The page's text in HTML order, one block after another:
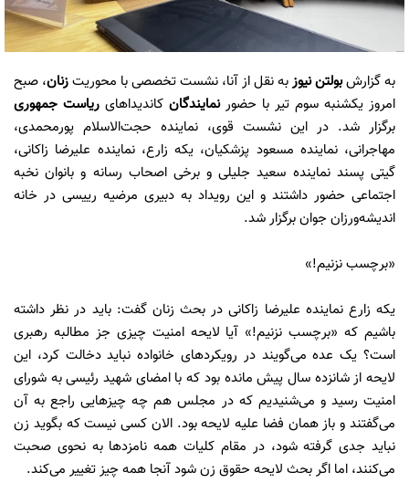
به گزارشبولتن نیوزبه نقل از آنا، نشست تخصصی با محوریتزنان، صبح
امروز یکشنبه سوم تیر با حضورنمایندگان کاندیدا‌های ریاست جمهوری
برگزار شد. در این نشست قوی، نماینده حجت‌الاسلام پورمحمدی،
مهاجرانی، نماینده مسعود پزشکیان، یکه زارع، نماینده علیرضا زاکانی،
گیتی پسند نماینده سعید جلیلی و برخی اصحاب رسانه و بانوان نخبه
اجتماعی حضور داشتند و این رویداد به دبیری مرضیه رییسی در خانه
اندیشه‌ورزان جوان برگزار شد.
«برچسب نزنیم!»
یکه زارع نماینده علیرضا زاکانی در بحث زنان گفت: باید در نظر داشته
باشیم که «برچسب نزنیم!» آیا لایحه امنیت چیزی جز مطالبه رهبری
است؟ یک عده می‌گویند در رویکر‌دهای خانواده نباید دخالت کرد، این
لایحه از شانزده سال پیش مانده بود که با امضای شهید رئیسی به شورای
امنیت رسید و می‌شنیدیم که در مجلس هم چه چیز‌هایی راجع به آن
می‌گفتند و باز همان فضا علیه لایحه بود. الان کسی نیست که بگوید زن
نباید جدی گرفته شود، در مقام کلیات همه نامزد‌ها به نحوی صحبت
می‌کنند، اما اگر بحث لایحه حقوق زن شود آنجا همه چیز تغییر می‌کند.